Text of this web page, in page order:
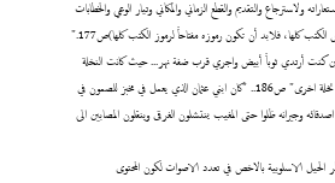
ولاسترجاع والتقديم والقطع الزماني والمكاني وتيار الوعي والخطابات
(ولكون كتاب المحو هو فهرس من فهارس الكتب كلها، فلابد أن تكون رموزه مفتاحاً لرموز الكتب كلها)ص177."
كنت أرتدي ثوباً أبيض واجري قرب ضفة نهر... حيث كانت النخلة
المنبطحة وقد تفرع من منتصف جذعها نخلة اخرى" ص186.. "كان ابني عثمان الذي يعمل في مخبز للصمون في
وجيرانه ظلوا حتى المغيب ينتشلون الغرقى وينقلون المصابين الى